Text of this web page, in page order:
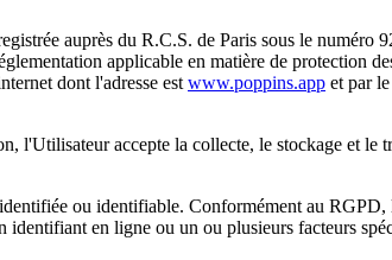
auprès du R.C.S. de Paris sous le
applicable en matière de protection
dont l'adresse est www.poppins.app et par
accepte la collecte, le stockage et le
ou identifiable. Conformément au
en ligne ou un ou plusieurs facteurs